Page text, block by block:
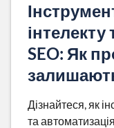
інтелекту
SEO: Як
Дізнайтеся, як
та